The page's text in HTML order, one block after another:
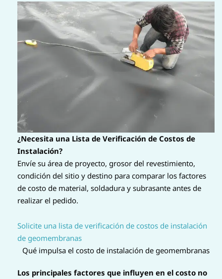
¿Necesita una Lista de Verificación de Costos de
Instalación?
Envíe su área de proyecto, grosor del revestimiento,
condición del sitio y destino para comparar los factores
de costo de material, soldadura y subrasante antes de
realizar el pedido.
Solicite una lista de verificación de costos de instalación
de geomembranas
Qué impulsa el costo de instalación de geomembranas
Los principales factores que influyen en el costo no